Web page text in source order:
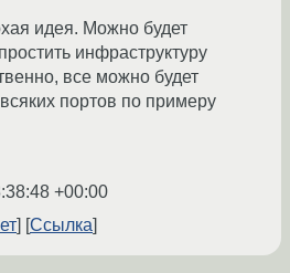
идея. Можно будет
инфраструктуру
все можно будет
портов по примеру
+00:00
Ссылка